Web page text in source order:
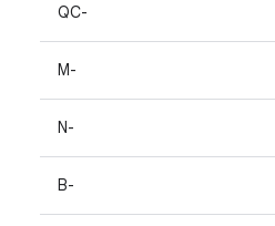
QC-
M-
N-
B-